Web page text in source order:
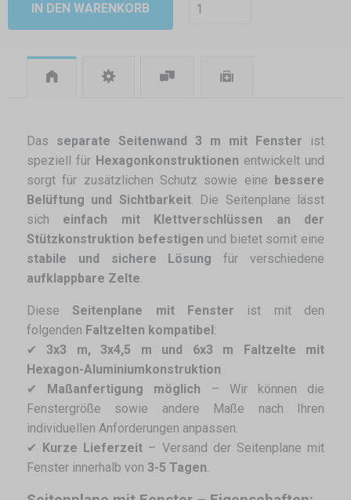
IN DEN WARENKORB
Das separate Seitenwand 3 m mit Fenster ist
speziell für Hexagonkonstruktionen entwickelt und
sorgt für zusätzlichen Schutz sowie eine bessere
Belüftung und Sichtbarkeit. Die Seitenplane lässt
sich einfach mit Klettverschlüssen an der
Stützkonstruktion befestigen und bietet somit eine
stabile und sichere Lösung für verschiedene
aufklappbare Zelte
DieseSeitenplane mit Fenster ist mit den
folgenden Faltzelten kompatibel:
✔3x3 m, 3x4,5 m und 6x3 m Faltzelte mit
Hexagon-Aluminiumkonstruktion
✔ Maßanfertigung möglich – Wir können die
Fenstergröße sowie andere Maße nach Ihren
individuellen Anforderungen anpassen.
✔ Kurze Lieferzeit – Versand der Seitenplane mit
Fenster innerhalb von 3-5 Tagen